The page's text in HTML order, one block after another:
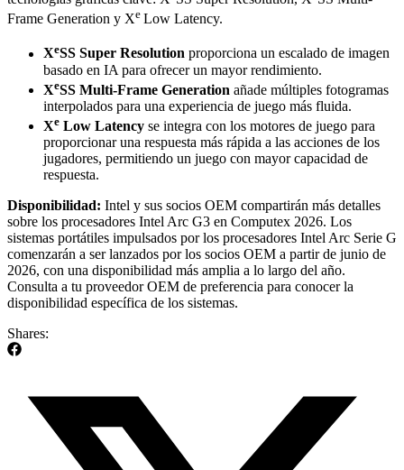
Frame Generation y Xe Low Latency.
XeSS Super Resolution proporciona un escalado de imagen
basado en IA para ofrecer un mayor rendimiento.
XeSS Multi-Frame Generation añade múltiples fotogramas
interpolados para una experiencia de juego más fluida.
Xe Low Latency se integra con los motores de juego para
proporcionar una respuesta más rápida a las acciones de los
jugadores, permitiendo un juego con mayor capacidad de
respuesta.
Disponibilidad: Intel y sus socios OEM compartirán más detalles
sobre los procesadores Intel Arc G3 en Computex 2026. Los
sistemas portátiles impulsados por los procesadores Intel Arc Serie G
comenzarán a ser lanzados por los socios OEM a partir de junio de
2026, con una disponibilidad más amplia a lo largo del año.
Consulta a tu proveedor OEM de preferencia para conocer la
disponibilidad específica de los sistemas.
Shares: